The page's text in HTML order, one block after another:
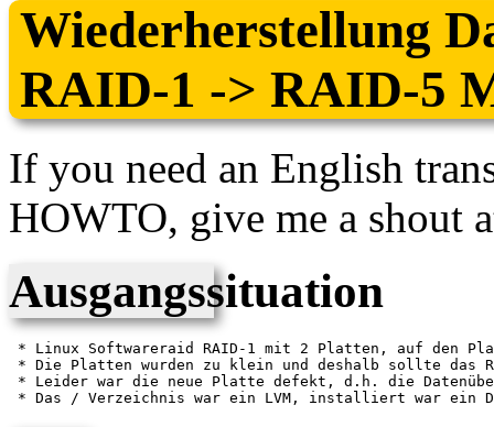
Wiederherstellung
RAID-1 -> RAID-5
If you need an English
HOWTO, give me a shout
Ausgangssituation
* Linux Softwareraid RAID-1 mit 2 Platten, auf den
* Die Platten wurden zu klein und deshalb sollte das
* Leider war die neue Platte defekt, d.h. die